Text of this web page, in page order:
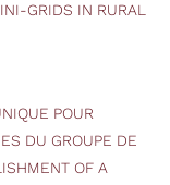
GRIDS IN RURAL
POUR
DU GROUPE DE
OF A